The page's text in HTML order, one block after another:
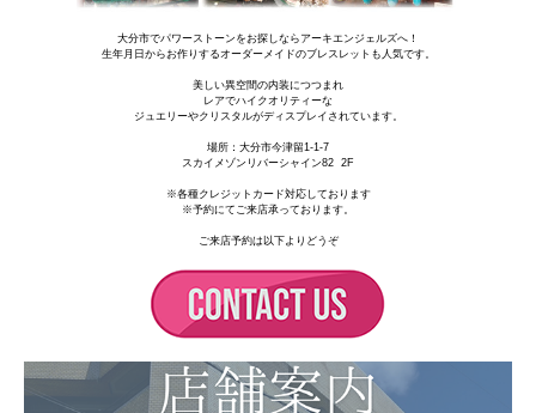
大分市でパワーストーンをお探しならアーキエンジェルズへ！
生年月日からお作りするオーダーメイドのブレスレットも人気です。
美しい異空間の内装につつまれ
レアでハイクオリティーな
ジュエリーやクリスタルがディスプレイされています。
場所： 大分市今津留1-1-7
スカイメゾンリバーシャイン82 2F
※各種クレジットカード対応しております
※予約にてご来店承っております。
ご来店予約は以下よりどうぞ